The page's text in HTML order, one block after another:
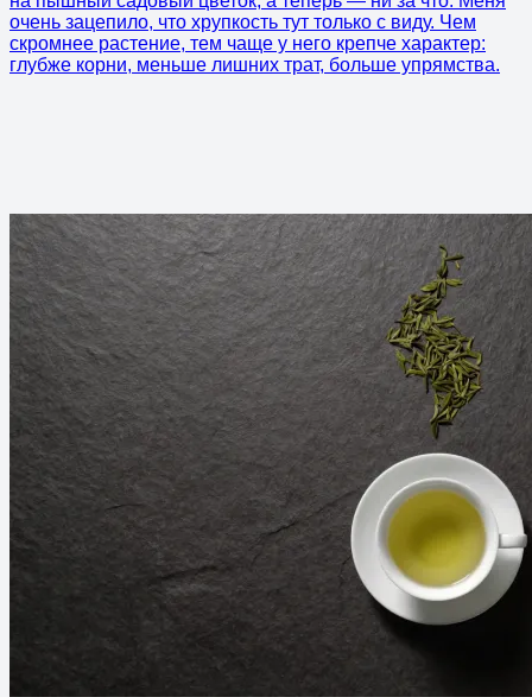
очень зацепило, что хрупкость тут только с виду. Чем
скромнее растение, тем чаще у него крепче характер:
глубже корни, меньше лишних трат, больше упрямства.